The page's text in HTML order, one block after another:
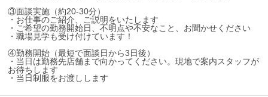
③面談実施（約20-30分）
・お仕事のご紹介、ご説明をいたします
・ご希望の勤務開始日、不明点や不安なこと、お聞かせください
・職場見学も受け付けています！
④勤務開始（最短で面談日から3日後）
・当日は勤務先店舗まで向かってください。現地で案内スタッフが
お待ちします
・当日制服をお渡しします